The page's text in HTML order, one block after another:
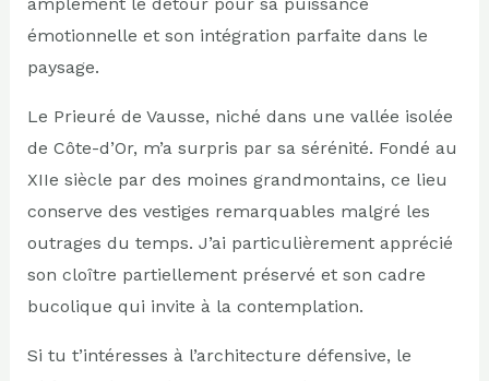
émotionnelle et son intégration parfaite dans le
paysage.
Le Prieuré de Vausse, niché dans une vallée isolée
de Côte-d’Or, m’a surpris par sa sérénité. Fondé au
XIIe siècle par des moines grandmontains, ce lieu
conserve des vestiges remarquables malgré les
outrages du temps. J’ai particulièrement apprécié
son cloître partiellement préservé et son cadre
bucolique qui invite à la contemplation.
Si tu t’intéresses à l’architecture défensive, le